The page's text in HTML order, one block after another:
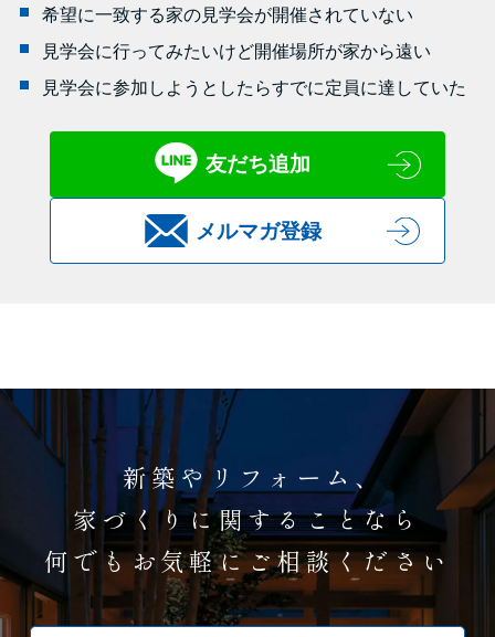
希望に一致する家の見学会が開催されていない
見学会に行ってみたいけど開催場所が家から遠い
見学会に参加しようとしたらすでに定員に達していた
友だち追加
メルマガ登録
新築やリフォーム、
家づくりに関することなら
何でもお気軽にご相談ください